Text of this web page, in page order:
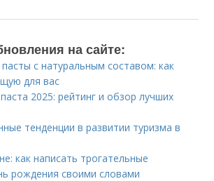
на сайте:
с натуральным составом: как
для вас
2025: рейтинг и обзор лучших
тенденции в развитии туризма в
как написать трогательные
рождения своими словами